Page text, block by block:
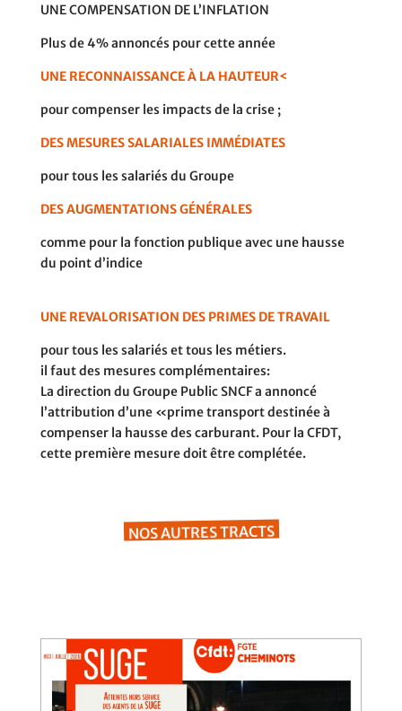
UNE COMPENSATION DE L’INFLATION
Plus de 4% annoncés pour cette année
UNE RECONNAISSANCE À LA HAUTEUR<
pour compenser les impacts de la crise ;
DES MESURES SALARIALES IMMÉDIATES
pour tous les salariés du Groupe
DES AUGMENTATIONS GÉNÉRALES
comme pour la fonction publique avec une hausse
du point d’indice
UNE REVALORISATION DES PRIMES DE TRAVAIL
pour tous les salariés et tous les métiers.
il faut des mesures complémentaires:
La direction du Groupe Public SNCF a annoncé
l’attribution d’une «prime transport destinée à
compenser la hausse des carburant. Pour la CFDT,
cette première mesure doit être complétée.
NOS AUTRES TRACTS